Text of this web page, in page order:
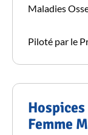
Maladies
Piloté par le
Femme